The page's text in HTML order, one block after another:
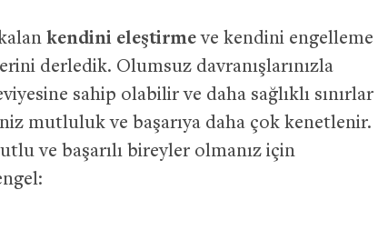
kendini eleştirmeve kendini engelleme
derledik. Olumsuz davranışlarınızla
sahip olabilir ve daha sağlıklı sınırlar
mutluluk ve başarıya daha çok kenetlenir.
ve başarılı bireyler olmanız için